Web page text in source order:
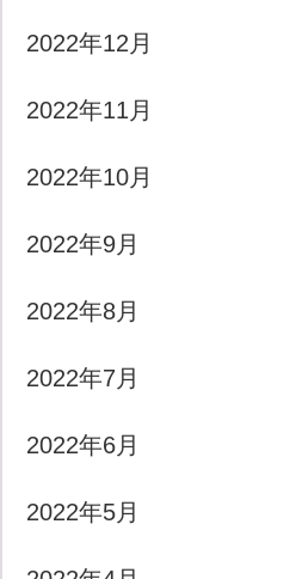
2022年12月
2022年11月
2022年10月
2022年9月
2022年8月
2022年7月
2022年6月
2022年5月